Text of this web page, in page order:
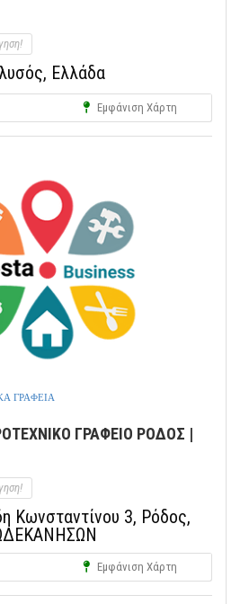
Ελλάδα
Εμφάνιση Χάρτη
ΓΡΑΦΕΙΑ
ΓΡΑΦΕΙΟ ΡΟΔΟΣ |
Κωνσταντίνου 3, Ρόδος,
Εμφάνιση Χάρτη